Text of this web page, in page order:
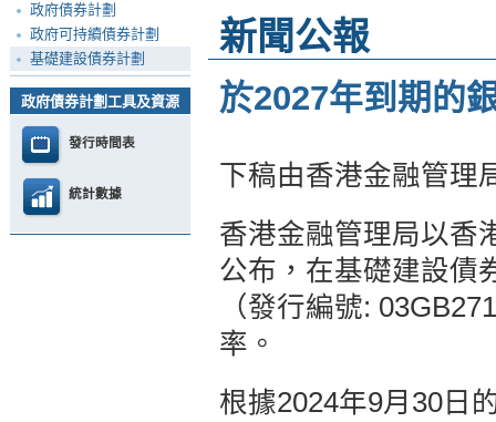
政府債券計劃
政府可持續債券計劃
基礎建設債券計劃
政府債券計劃工具及資源
發行時間表
統計數據
新聞公報
於2027年到期的
下稿由香港金融管理
香港金融管理局以香
公布，在基礎建設債
（發行編號:
率。
根據2024年9月30日